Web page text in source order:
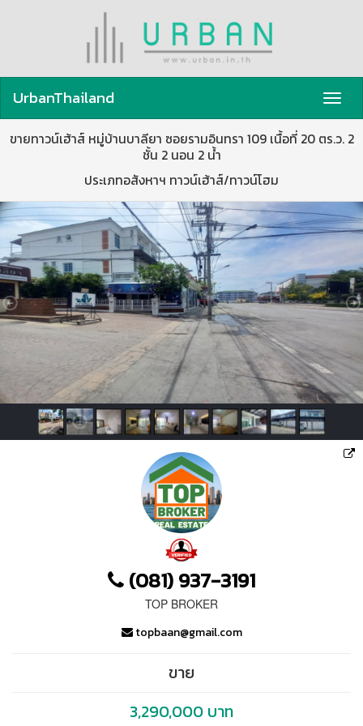
UrbanThailand
ขายทาวน์เฮ้าส์ หมู่บ้านบาลียา ซอยรามอินทรา 109 เนื้อที่ 20 ตร.ว. 2
ชั้น 2 นอน 2 น้ำ
ประเภทอสังหาฯ ทาวน์เฮ้าส์/ทาวน์โฮม
(081) 937-3191
TOP BROKER
topbaan@gmail.com
ขาย
3,290,000 บาท